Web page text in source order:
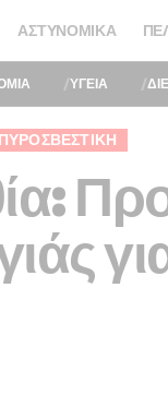
ΑΣΤΥΝΟΜΙΚΆ
ΥΓΕΙΑ
ΠΥΡΟΣΒΕΣΤΙΚΉ